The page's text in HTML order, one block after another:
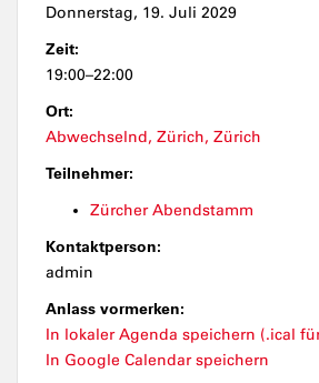
Donnerstag, 19. Juli 2029
Zeit:
19:00–22:00
Ort:
Abwechselnd, Zürich, Zürich
Teilnehmer:
Zürcher Abendstamm
Kontaktperson:
admin
Anlass vormerken:
In lokaler Agenda speichern (.ical
In Google Calendar speichern